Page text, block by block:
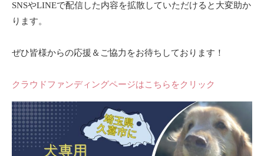
SNSやLINEで配信した内容を拡散していただけると大変助か
ります。
ぜひ皆様からの応援＆ご協力をお待ちしております！
クラウドファンディングページはこちらをクリック